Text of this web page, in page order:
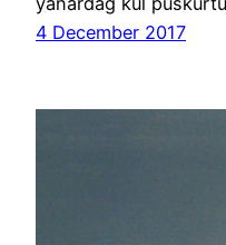
4 December 2017